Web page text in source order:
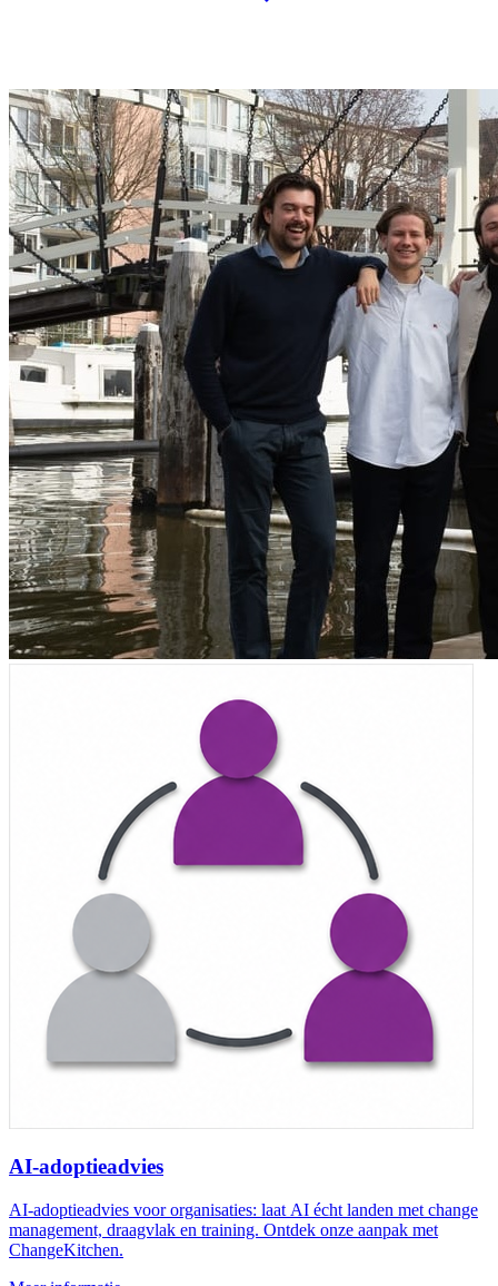
AI-adoptieadvies
AI-adoptieadvies voor organisaties: laat AI écht landen met change
management, draagvlak en training. Ontdek onze aanpak met
ChangeKitchen.